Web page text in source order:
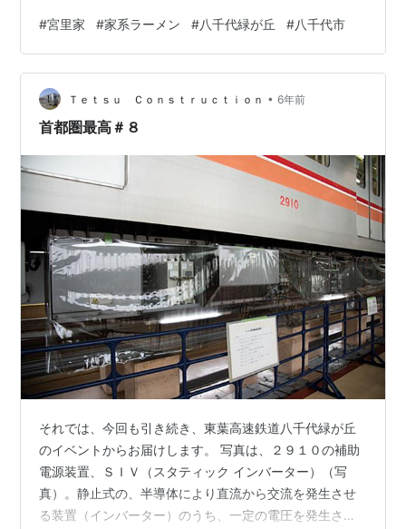
入居したのが「宮里家」なのである。実は今回訪れた
「宮里家」も閉店した「友希家」も千葉市稲毛区の人気
店「相馬家」の出身だ。話は少し複雑だが、友希家が去
った後の店舗運営を相馬家が担当。店主・宮里氏を配し
「宮里家」としたという話である。なお「相馬家」店主
#宮里家 #家系ラーメン #八千代緑が丘 #八千代市
Ｔｅｔｓｕ Ｃｏｎｓｔｒｕｃｔｉｏｎ • 6年前
首都圏最高＃８
それでは、今回も引き続き、東葉高速鉄道八千代緑が丘
のイベントからお届けします。 写真は、２９１０の補助
電源装置、ＳＩＶ（スタティック インバーター）（写
真）。静止式の、半導体により直流から交流を発生させ
る装置（インバーター）のうち、一定の電圧を発生させ